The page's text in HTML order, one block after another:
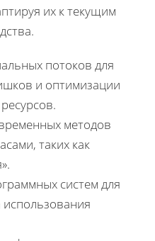
их к текущим
потоков для
и оптимизации
методов
таких как
систем для
использования